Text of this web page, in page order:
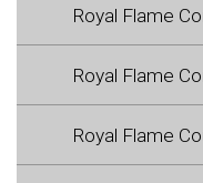
Royal Flame
Royal Flame
Royal Flame